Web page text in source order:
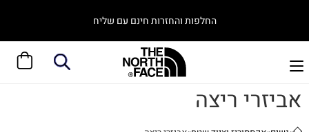
החלפות והחזרות חינם עם שליח
אביזרי ריצה